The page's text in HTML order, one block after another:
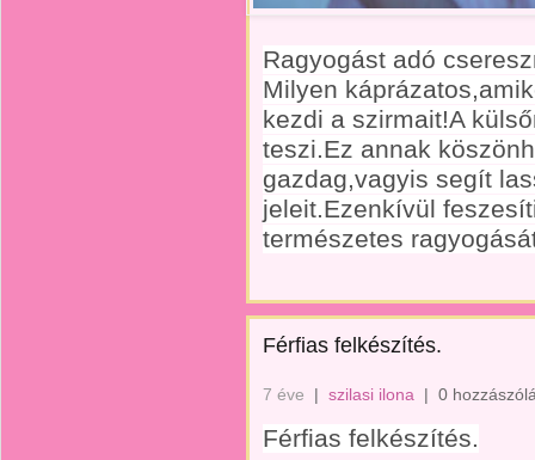
Ragyogást adó
Milyen
kezdi a szirmait!A
teszi.Ez annak
gazdag,vagyis segít
jeleit.Ezenkívül
természetes
Férfias felkészítés.
7 éve | szilasi ilona | 0
Férfias felkészítés.